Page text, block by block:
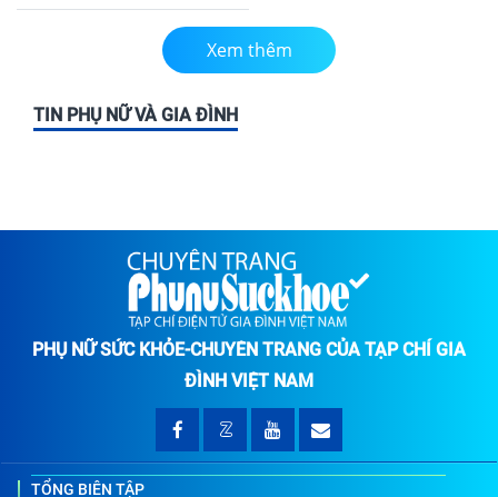
Xem thêm
TIN PHỤ NỮ VÀ GIA ĐÌNH
PHỤ NỮ SỨC KHỎE-CHUYÊN TRANG CỦA TẠP CHÍ GIA
ĐÌNH VIỆT NAM
TỔNG BIÊN TẬP